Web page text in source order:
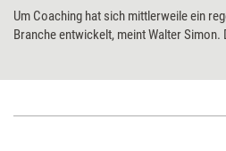
Um Coaching hat sich mittlerweile ein
Branche entwickelt, meint Walter Simon.